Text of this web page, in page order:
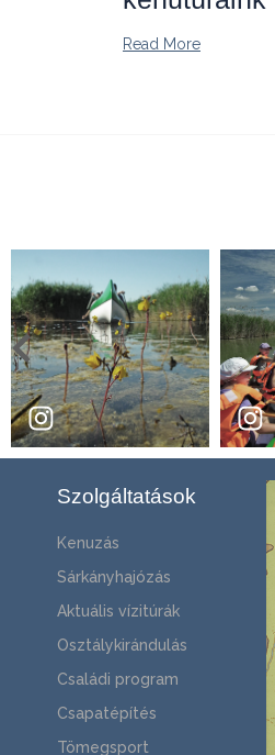
Read More
Szolgáltatások
Kenuzás
Sárkányhajózás
Aktuális vízitúrák
Osztálykirándulás
Családi program
Csapatépítés
Tömegsport